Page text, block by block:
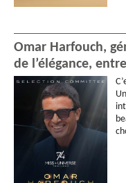
Omar Harfouch,
de l’élégance,